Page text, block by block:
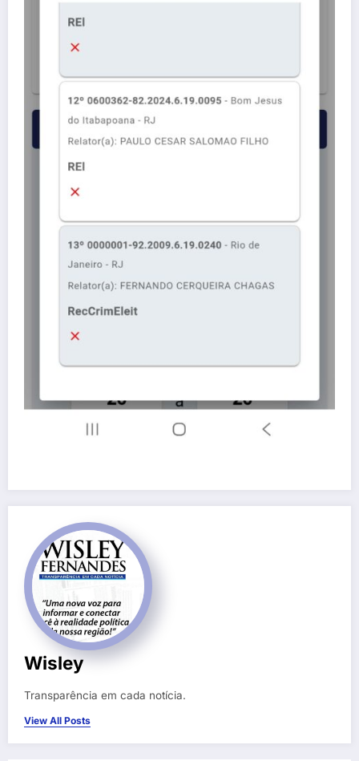
Wisley
Transparência em cada notícia.
View All Posts